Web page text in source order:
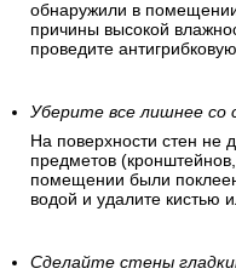
обнаружили в
причины высокой
проведите
Уберите все лишнее со
На поверхности стен не
предметов
помещении были
водой и удалите кистью
Сделайте стены